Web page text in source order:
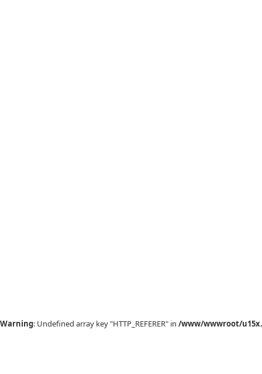
Warning: Undefined array key "HTTP_REFERER" in /www/wwwroot/